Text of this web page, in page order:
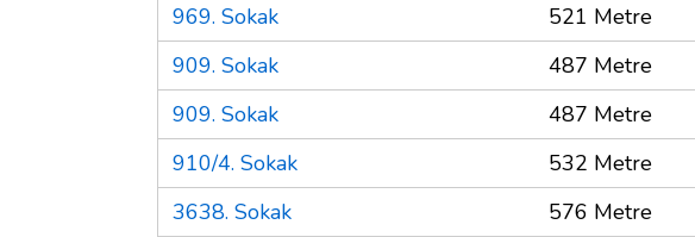
969. Sokak
521 Metre
909. Sokak
487 Metre
909. Sokak
487 Metre
910/4. Sokak
532 Metre
3638. Sokak
576 Metre